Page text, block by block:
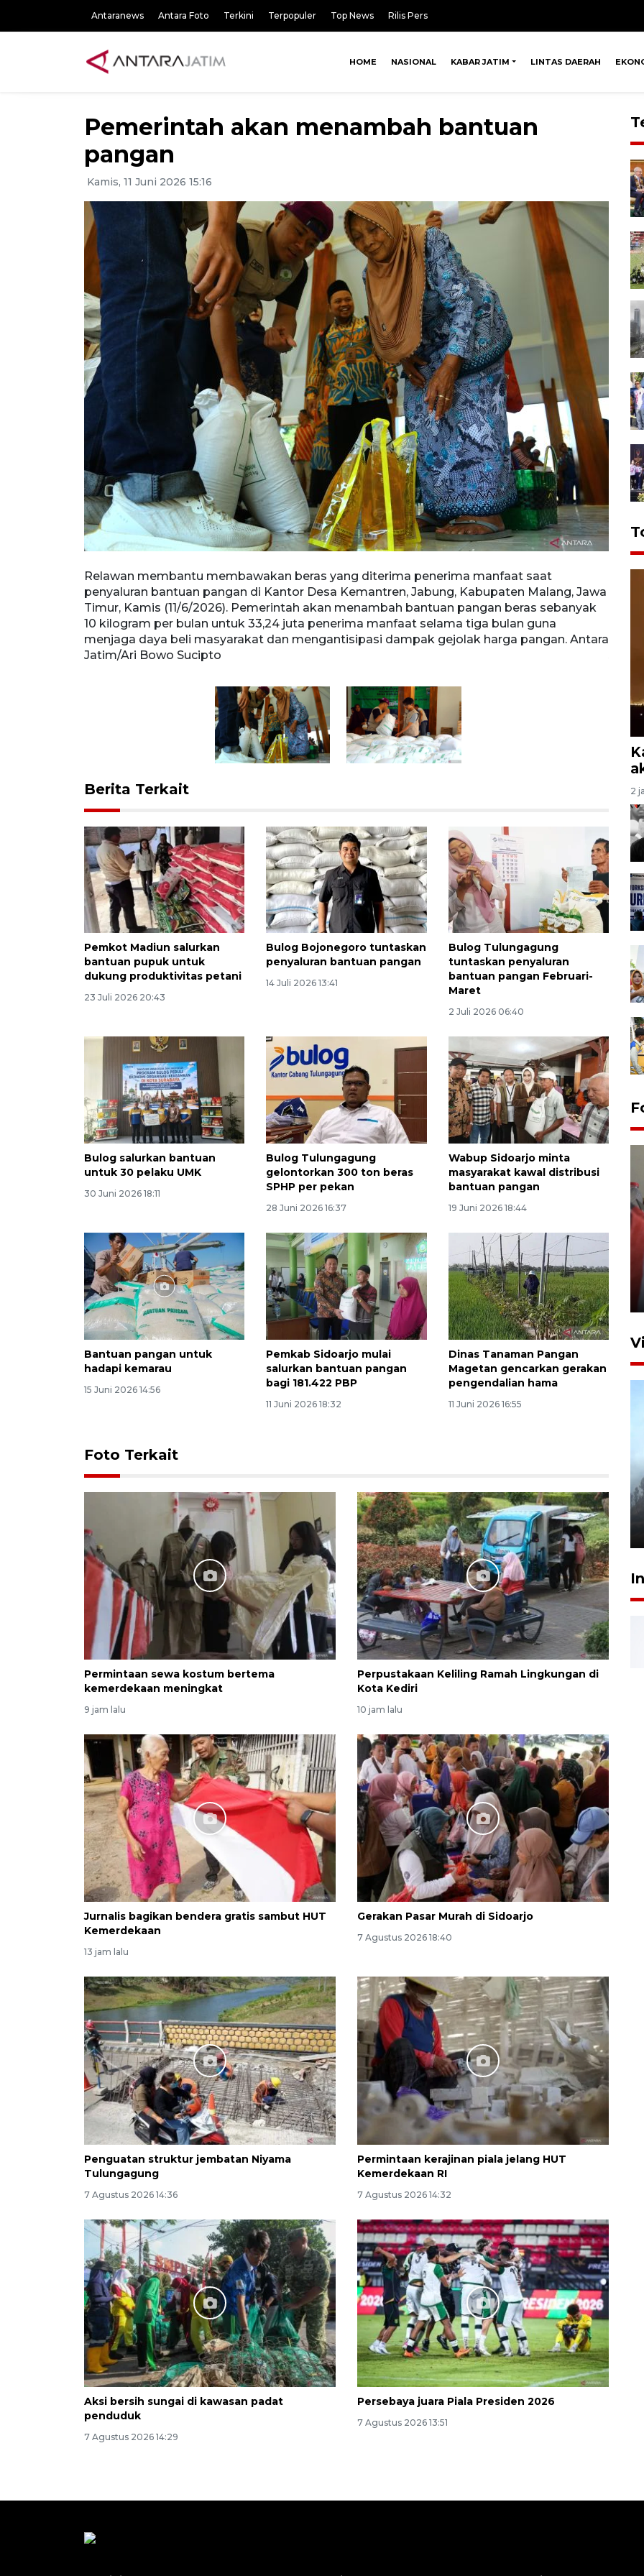
Antaranews Antara Foto Terkini Terpopuler Top News Rilis Pers
HOME NASIONAL KABAR JATIM LINTAS DAERAH
Pemerintah akan menambah bantuan
pangan
Kamis, 11 Juni 2026 15:16
Relawan membantu membawakan beras yang diterima penerima manfaat saat
penyaluran bantuan pangan di Kantor Desa Kemantren, Jabung, Kabupaten Malang, Jawa
Timur, Kamis (11/6/2026). Pemerintah akan menambah bantuan pangan beras sebanyak
10 kilogram per bulan untuk 33,24 juta penerima manfaat selama tiga bulan guna
menjaga daya beli masyarakat dan mengantisipasi dampak gejolak harga pangan. Antara
Jatim/Ari Bowo Sucipto
10
Berita Terkait
Pemkot Madiun salurkan
bantuan pupuk untuk
dukung produktivitas petani
23 Juli 2026 20:43
Bulog Bojonegoro tuntaskan
penyaluran bantuan pangan
14 Juli 2026 13:41
Bulog Tulungagung
tuntaskan penyaluran
bantuan pangan Februari-
Maret
2 Juli 2026 06:40
Bulog salurkan bantuan
untuk 30 pelaku UMK
30 Juni 2026 18:11
Bulog Tulungagung
gelontorkan 300 ton beras
SPHP per pekan
28 Juni 2026 16:37
Wabup Sidoarjo minta
masyarakat kawal distribusi
bantuan pangan
19 Juni 2026 18:44
Bantuan pangan untuk
hadapi kemarau
15 Juni 2026 14:56
Pemkab Sidoarjo mulai
salurkan bantuan pangan
bagi 181.422 PBP
11 Juni 2026 18:32
Dinas Tanaman Pangan
Magetan gencarkan gerakan
pengendalian hama
11 Juni 2026 16:55
Foto Terkait
Permintaan sewa kostum bertema
kemerdekaan meningkat
9 jam lalu
Perpustakaan Keliling Ramah Lingkungan di
Kota Kediri
10 jam lalu
Jurnalis bagikan bendera gratis sambut HUT
Kemerdekaan
13 jam lalu
Gerakan Pasar Murah di Sidoarjo
7 Agustus 2026 18:40
Penguatan struktur jembatan Niyama
Tulungagung
7 Agustus 2026 14:36
Permintaan kerajinan piala jelang HUT
Kemerdekaan RI
7 Agustus 2026 14:32
Aksi bersih sungai di kawasan padat
penduduk
7 Agustus 2026 14:29
Persebaya juara Piala Presiden 2026
7 Agustus 2026 13:51
2
Penguatan struktur jembatan
Niyama Tulungagung
7 Agustus 2026 14:36
Water Spray" bantu padamkan
kebakaran Bromo
6 Agustus 2026 18:23
160 ribu sambungan baru
jaringan gas 2026
2026-08-07 18:00:00